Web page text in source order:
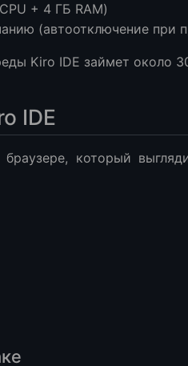
+ 4 ГБ RAM)
(автоотключение при
Kiro IDE займет около
IDE
который